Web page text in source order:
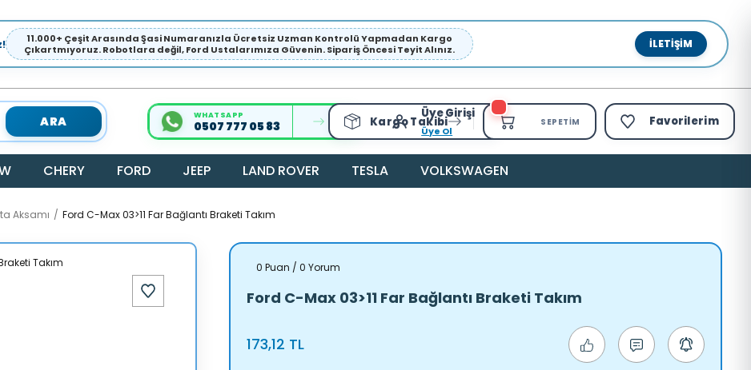
11.000+ Çeşit Arasında Şasi Numaranızla Ücretsiz Uzman Kontrolü Yapmadan Kargo
Çıkartmıyoruz. Robotlara değil, Ford Ustalarımıza Güvenin. Sipariş Öncesi Teyit Alınız.
İLETIŞIM
ARA WHATSAPP
0507 777 05 83 Kargo Takibi
Üye Girişi
Üye Ol
SEPETIM Favorilerim
CHERY FORD JEEP LAND ROVER TESLA VOLKSWAGEN
Aksamı Ford C-Max 03>11 Far Bağlantı Braketi Takım
0 Puan / 0 Yorum
Ford C-Max 03>11 Far Bağlantı Braketi Takım
173,12 TL